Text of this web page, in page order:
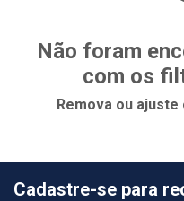
Não foram
com os
Remova ou
Cadastre-se para